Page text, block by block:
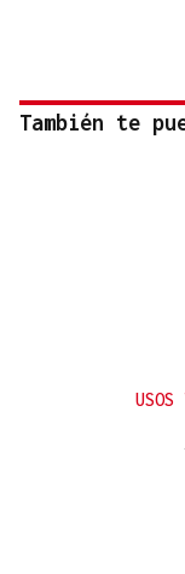
También te
USOS